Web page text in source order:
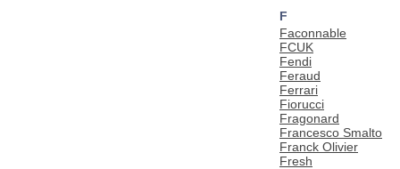
F
Faconnable
FCUK
Fendi
Feraud
Ferrari
Fiorucci
Fragonard
Francesco Smalto
Franck Olivier
Fresh